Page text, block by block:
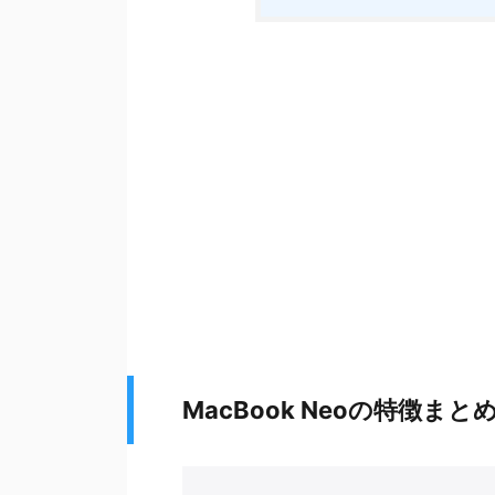
MacBook Neoの特徴まと